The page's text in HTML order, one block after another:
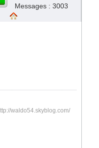
Messages : 3003
waldo54.skyblog.com/